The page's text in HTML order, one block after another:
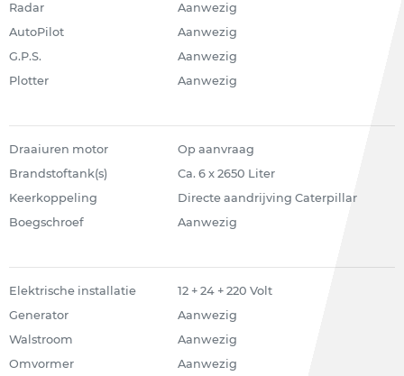
Radar
Aanwezig
AutoPilot
Aanwezig
G.P.S.
Aanwezig
Plotter
Aanwezig
Draaiuren motor
Op aanvraag
Brandstoftank(s)
Ca. 6 x 2650 Liter
Keerkoppeling
Directe aandrijving Caterpillar
Boegschroef
Aanwezig
Elektrische installatie
12 + 24 + 220 Volt
Generator
Aanwezig
Walstroom
Aanwezig
Omvormer
Aanwezig